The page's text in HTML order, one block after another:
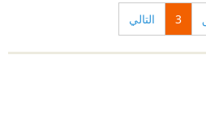
3 التالي